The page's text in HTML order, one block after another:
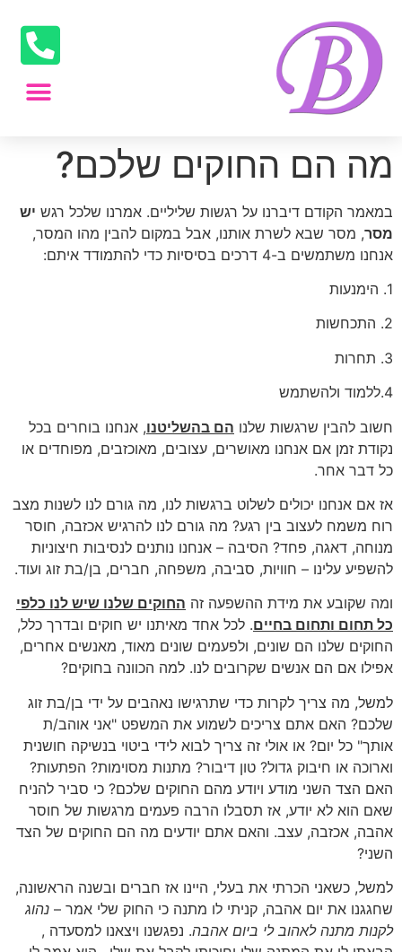
מה הם החוקים שלכם?
במאמר הקודם דיברנו על רגשות שליליים. אמרנו שלכל רגש יש
מסר, מסר שבא לשרת אותנו, אבל במקום להבין מהו המסר,
אנחנו משתמשים ב-4 דרכים בסיסיות כדי להתמודד איתם:
1. הימנעות
2. התכחשות
3. תחרות
4.ללמוד ולהשתמש
חשוב להבין שרגשות שלנו הם בהשליטנו, אנחנו בוחרים בכל
נקודת זמן אם אנחנו מאושרים, עצובים, מאוכזבים, מפוחדים או
כל דבר אחר.
אז אם אנחנו יכולים לשלוט ברגשות לנו, מה גורם לנו לשנות מצב
רוח משמח לעצוב בין רגע? מה גורם לנו להרגיש אכזבה, חוסר
מנוחה, דאגה, פחד? הסיבה – אנחנו נותנים לנסיבות חיצוניות
להשפיע עלינו – חוויות, סביבה, משפחה, חברים, בן/בת זוג ועוד.
ומה שקובע את מידת ההשפעה זה החוקים שלנו שיש לנו כלפי
כל תחום ותחום בחיים. לכל אחד מאיתנו יש חוקים ובדרך כלל,
החוקים שלנו הם שונים, ולפעמים שונים מאוד, מאנשים אחרים,
אפילו אם הם אנשים שקרובים לנו. למה הכוונה בחוקים?
למשל, מה צריך לקרות כדי שתרגישו נאהבים על ידי בן/בת זוג
שלכם? האם אתם צריכים לשמוע את המשפט "אני אוהב/ת
אותך" כל יום? או אולי זה צריך לבוא לידי ביטוי בנשיקה חושנית
וארוכה או חיבוק גדול? טון דיבור? מתנות מסוימות? הפתעות?
האם הצד השני מודע ויודע מהם החוקים שלכם? כי סביר להניח
שאם הוא לא יודע, אז תסבלו הרבה פעמים מרגשות של חוסר
אהבה, אכזבה, עצב. והאם אתם יודעים מה הם החוקים של הצד
השני?
למשל, כשאני הכרתי את בעלי, היינו אז חברים ובשנה הראשונה,
שחגגנו את יום אהבה, קניתי לו מתנה כי החוק שלי אמר – נהוג
לקנות מתנה לאהוב לי ביום אהבה. נפגשנו ויצאנו למסעדה ,